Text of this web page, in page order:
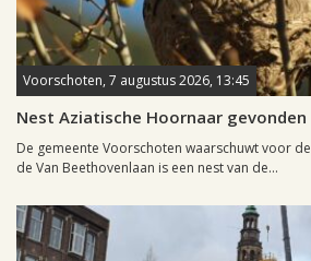
Voorschoten, 7 augustus 2026, 13:45
Nest Aziatische Hoornaar
De gemeente Voorschoten waarschuwt voor
de Van Beethovenlaan is een nest van de...